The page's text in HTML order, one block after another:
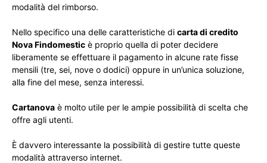
modalità del rimborso.
Nello specifico una delle caratteristiche di carta di credito
Nova Findomestic è proprio quella di poter decidere
liberamente se effettuare il pagamento in alcune rate fisse
mensili (tre, sei, nove o dodici) oppure in un’unica soluzione,
alla fine del mese, senza interessi.
Cartanova è molto utile per le ampie possibilità di scelta che
offre agli utenti.
È davvero interessante la possibilità di gestire tutte queste
modalità attraverso internet.